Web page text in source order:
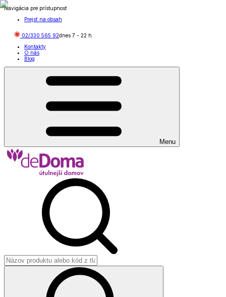
Navigácia pre prístupnosť
Prejsť na obsah
02/330 565 92dnes 7 - 22 h
Kontakty
O nás
Blog
Menu